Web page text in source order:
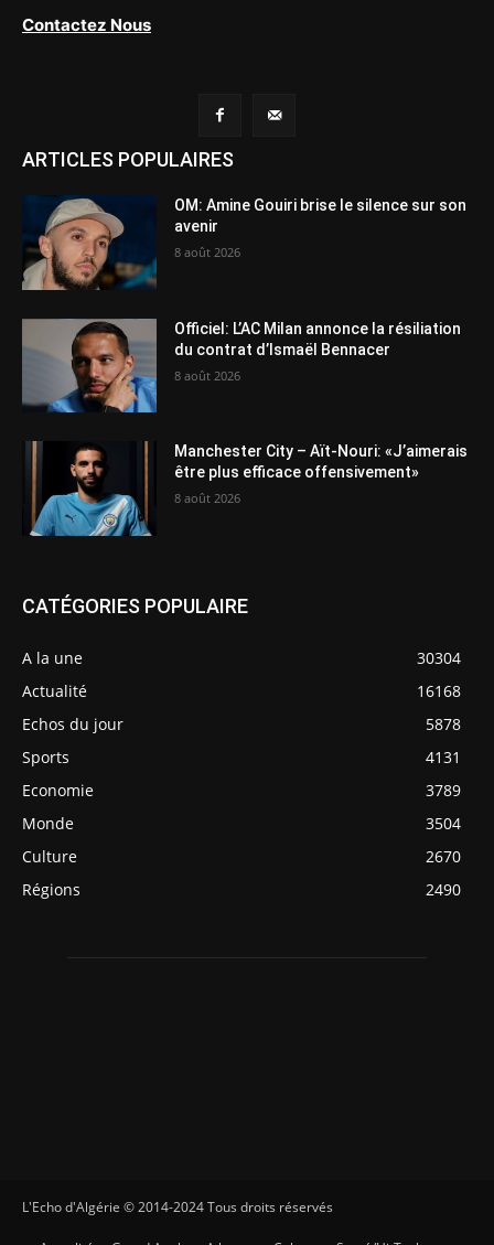
Contactez Nous
ARTICLES POPULAIRES
OM: Amine Gouiri brise le silence sur son
avenir
8 août 2026
Officiel: L’AC Milan annonce la résiliation
du contrat d’Ismaël Bennacer
8 août 2026
Manchester City – Aït-Nouri: «J’aimerais
être plus efficace offensivement»
8 août 2026
CATÉGORIES POPULAIRE
A la une
30304
Actualité
16168
Echos du jour
5878
Sports
4131
Economie
3789
Monde
3504
Culture
2670
Régions
2490
L'Echo d'Algérie © 2014-2024 Tous droits réservés